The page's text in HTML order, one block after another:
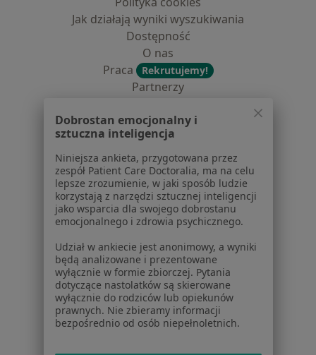
Jak działają wyniki wyszukiwania
Dostępność
O nas
Praca
Rekrutujemy!
Partnerzy
Kontakt
Lekarze
Placówki medyczne
Pytania i odpowiedzi
Usługi i zabiegi
Choroby
Pomoc
Aplikacje mobilne
Blog dla pacjentów
Dla profesjonalistów
Dobrostan emocjonalny i
sztuczna inteligencja
Niniejsza ankieta, przygotowana przez
zespół Patient Care Doctoralia, ma na celu
lepsze zrozumienie, w jaki sposób ludzie
korzystają z narzędzi sztucznej inteligencji
jako wsparcia dla swojego dobrostanu
emocjonalnego i zdrowia psychicznego.
Udział w ankiecie jest anonimowy, a wyniki
będą analizowane i prezentowane
wyłącznie w formie zbiorczej. Pytania
dotyczące nastolatków są skierowane
wyłącznie do rodziców lub opiekunów
prawnych. Nie zbieramy informacji
bezpośrednio od osób niepełnoletnich.